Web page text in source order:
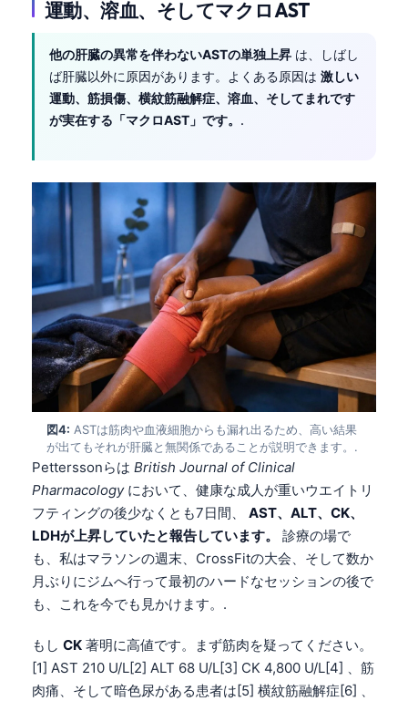
運動、溶血、そしてマクロAST
他の肝臓の異常を伴わないASTの単独上昇 は、しばし
ば肝臓以外に原因があります。よくある原因は 激しい
運動、筋損傷、横紋筋融解症、溶血、そしてまれです
が実在する「マクロAST」です。 .
図4: ASTは筋肉や血液細胞からも漏れ出るため、高い結果
が出てもそれが肝臓と無関係であることが説明できます。.
Petterssonらは British Journal of Clinical
Pharmacologyにおいて、健康な成人が重いウエイトリ
フティングの後少なくとも7日間、 AST、ALT、CK、
LDHが上昇していたと報告しています。
診療の場で
も、私はマラソンの週末、CrossFitの大会、そして数か
月ぶりにジムへ行って最初のハードなセッションの後で
も、これを今でも見かけます。.
もし CK 著明に高値です。まず筋肉を疑ってください。
[1] AST 210 U/L[2] ALT 68 U/L[3] CK 4,800 U/L[4] 、筋
肉痛、そして暗色尿がある患者は[5] 横紋筋融解症[6] 、